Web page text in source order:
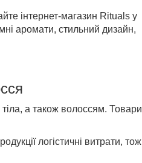
інтернет-магазин Rituals у
аромати, стильний дизайн,
а також волоссям. Товари
логістичні витрати, тож